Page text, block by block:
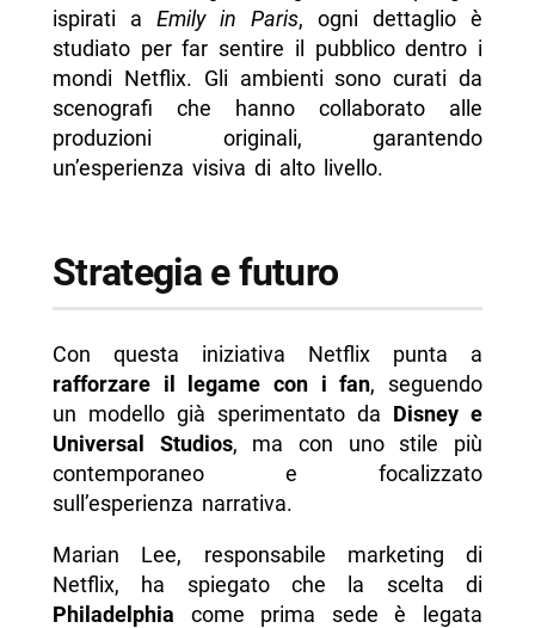
ispirati a Emily in Paris, ogni dettaglio è
studiato per far sentire il pubblico dentro i
mondi Netflix. Gli ambienti sono curati da
scenografi che hanno collaborato alle
produzioni originali, garantendo
un’esperienza visiva di alto livello.
Strategia e futuro
Con questa iniziativa Netflix punta a
rafforzare il legame con i fan, seguendo
un modello già sperimentato da Disney e
Universal Studios, ma con uno stile più
contemporaneo e focalizzato
sull’esperienza narrativa.
Marian Lee, responsabile marketing di
Netflix, ha spiegato che la scelta di
Philadelphia come prima sede è legata